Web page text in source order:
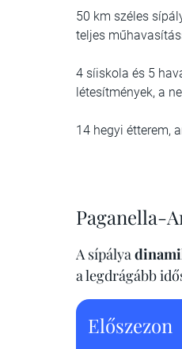
50 km széles
teljes
4 síiskola és 5
létesítmények, a
14 hegyi étterem,
Paganella-
A sípálya
a legdrágább
Előszezon